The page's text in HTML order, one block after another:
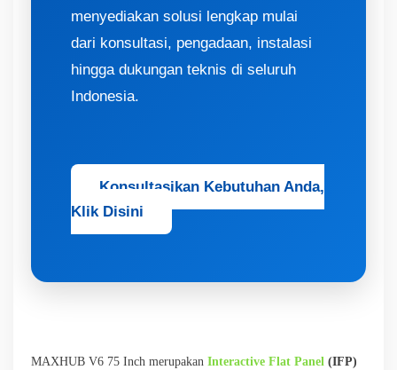
menyediakan solusi lengkap mulai
dari konsultasi, pengadaan, instalasi
hingga dukungan teknis di seluruh
Indonesia.
Konsultasikan Kebutuhan Anda,
Klik Disini
MAXHUB V6 75 Inch merupakan Interactive Flat Panel (IFP)